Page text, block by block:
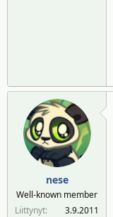
nese
Well-known member
Liittynyt
3.9.2011